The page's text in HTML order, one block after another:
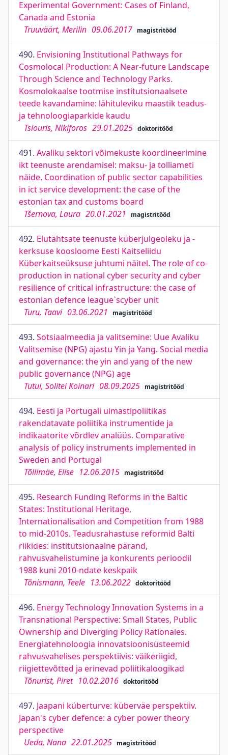
Experimental Government: Cases of Finland,
Canada and Estonia
Truuväärt, Merilin 09.06.2017 magistritööd
490. Envisioning Institutional Pathways for
Cosmolocal Production: A Near-future Landscape
Through Science and Technology Parks.
Kosmolokaalse tootmise institutsionaalsete
teede kavandamine: lähituleviku maastik teadus-
ja tehnoloogiaparkide kaudu
Tsiouris, Nikiforos 29.01.2025 doktoritööd
491. Avaliku sektori võimekuste koordineerimine
ikt teenuste arendamisel: maksu- ja tolliameti
näide. Coordination of public sector capabilities
in ict service development: the case of the
estonian tax and customs board
Tšernova, Laura 20.01.2021 magistritööd
492. Elutähtsate teenuste küberjulgeoleku ja -
kerksuse koosloome Eesti Kaitseliidu
Küberkaitseüksuse juhtumi näitel. The role of co-
production in national cyber security and cyber
resilience of critical infrastructure: the case of
estonian defence league`scyber unit
Turu, Taavi 03.06.2021 magistritööd
493. Sotsiaalmeedia ja valitsemine: Uue Avaliku
Valitsemise (NPG) ajastu Yin ja Yang. Social media
and governance: the yin and yang of the new
public governance (NPG) age
Tutui, Solitei Koinari 08.09.2025 magistritööd
494. Eesti ja Portugali uimastipoliitikas
rakendatavate poliitika instrumentide ja
indikaatorite võrdlev analüüs. Comparative
analysis of policy instruments implemented in
Sweden and Portugal
Tõllimäe, Elise 12.06.2015 magistritööd
495. Research Funding Reforms in the Baltic
States: Institutional Heritage,
Internationalisation and Competition from 1988
to mid-2010s. Teadusrahastuse reformid Balti
riikides: institutsionaalne pärand,
rahvusvahelistumine ja konkurents perioodil
1988 kuni 2010-ndate keskpaik
Tõnismann, Teele 13.06.2022 doktoritööd
496. Energy Technology Innovation Systems in a
Transnational Perspective: Small States, Public
Ownership and Diverging Policy Rationales.
Energiatehnoloogia innovatsioonisüsteemid
rahvusvahelises perspektiivis: väikeriigid,
riigiettevõtted ja erinevad poliitikaloogikad
Tõnurist, Piret 10.02.2016 doktoritööd
497. Jaapani küberturve: küberväe perspektiiv.
Japan's cyber defence: a cyber power theory
perspective
Ueda, Nana 22.01.2025 magistritööd